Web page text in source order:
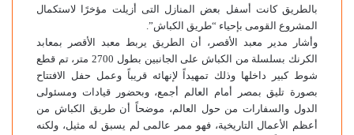
بالطريق كانت أسفل بعض المنازل التى أزيلت مؤخرًا لاستكمال
المشروع القومى بإحياء “طريق الكباش”.
وأشار مدير معبد الأقصر، أن الطريق يربط معبد الأقصر بمعابد
الكرنك بسلسلة من الكباش على الجانبين بطول 2700 متر، تم قطع
شوط كبير داخلها وذلك تمهيداً لإنهائه قريباً وعمل حفل الافتتاح
بصورة تليق بمصر أمام العالم أجمع، وبحضور قيادات ومسئولى
الدول والسفارات من حول العالم، موضحاً أن طريق الكباش من
أعظم الأعمال التاريخية، فهو ممر عالمى لم يسبق له مثيل، ولكنه